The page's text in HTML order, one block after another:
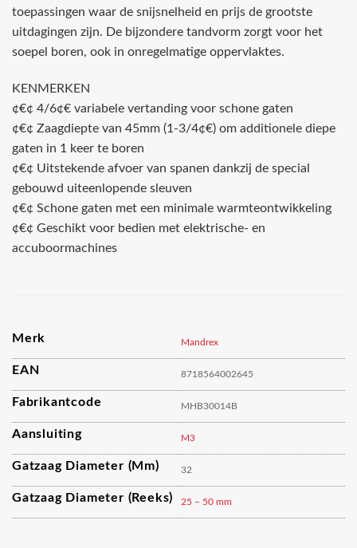
toepassingen waar de snijsnelheid en prijs de grootste
uitdagingen zijn. De bijzondere tandvorm zorgt voor het
soepel boren, ook in onregelmatige oppervlaktes.
KENMERKEN
¢€¢ 4/6¢€ variabele vertanding voor schone gaten
¢€¢ Zaagdiepte van 45mm (1-3/4¢€) om additionele diepe
gaten in 1 keer te boren
¢€¢ Uitstekende afvoer van spanen dankzij de special
gebouwd uiteenlopende sleuven
¢€¢ Schone gaten met een minimale warmteontwikkeling
¢€¢ Geschikt voor bedien met elektrische- en
accuboormachines
Merk Mandrex
EAN 8718564002645
Fabrikantcode MHB30014B
Aansluiting M3
Gatzaag Diameter (mm) 32
Gatzaag Diameter (reeks) 25 – 50 mm